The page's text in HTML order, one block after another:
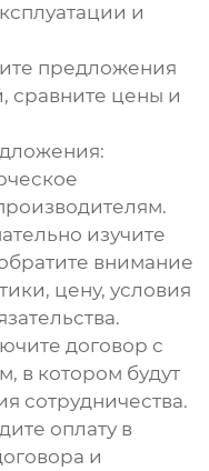
и
предложения
, сравните цены и
.
изучите
внимание
цену, условия
договор с
, в котором будут
сотрудничества.
оплату в
и